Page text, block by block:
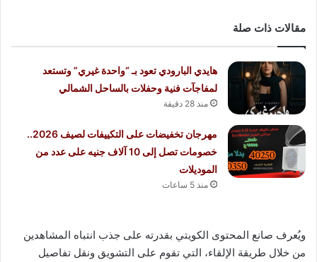
مقالات ذات صلة
هايدي البارودي تعود بـ “واحدة غيري” وتستعد
لمفاجآت فنية وحفلات بالساحل الشمالي
منذ 28 دقيقة
مهرجان تخفيضات على التكييفات لصيف 2026..
خصومات تصل إلى 10 آلاف جنيه على عدد من
الموديلات
منذ 5 ساعات
ويُعرف صانع المحتوى الكويتي بقدرته على جذب انتباه المشاهدين
من خلال طريقة الإلقاء، التي تقوم على التشويق ونقل تفاصيل